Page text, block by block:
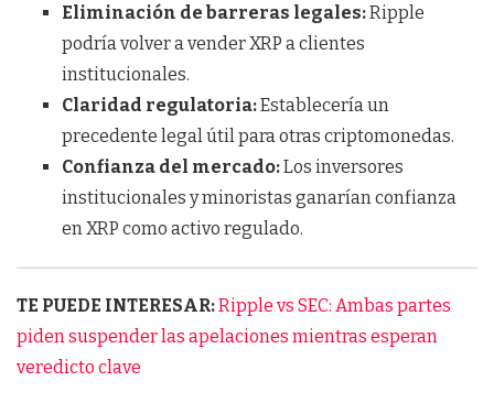
Eliminación de barreras legales:Ripple
podría volver a vender XRP a clientes
institucionales.
Claridad regulatoria:Establecería un
precedente legal útil para otras criptomonedas.
Confianza del mercado:Los inversores
institucionales y minoristas ganarían confianza
en XRP como activo regulado.
TE PUEDE INTERESAR:Ripple vs SEC: Ambas partes
piden suspender las apelaciones mientras esperan
veredicto clave